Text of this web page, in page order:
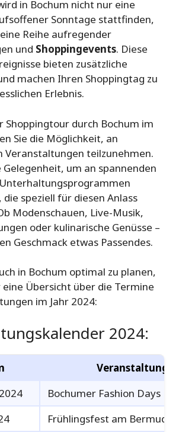
in Bochum nicht nur eine
Sonntage stattfinden,
Reihe aufregender
und Shoppingevents. Diese
bieten zusätzliche
machen Ihren Shoppingtag zu
Erlebnis.
Shoppingtour durch Bochum im
Sie die Möglichkeit, an
Veranstaltungen teilzunehmen.
Gelegenheit, um an spannenden
speziell für diesen Anlass
Modenschauen, Live-Musik,
oder kulinarische Genüsse –
Geschmack etwas Passendes.
in Bochum optimal zu planen,
eine Übersicht über die Termine
im Jahr 2024:
2024:
Veranstaltung
Bochumer Fashion Days
Frühlingsfest am